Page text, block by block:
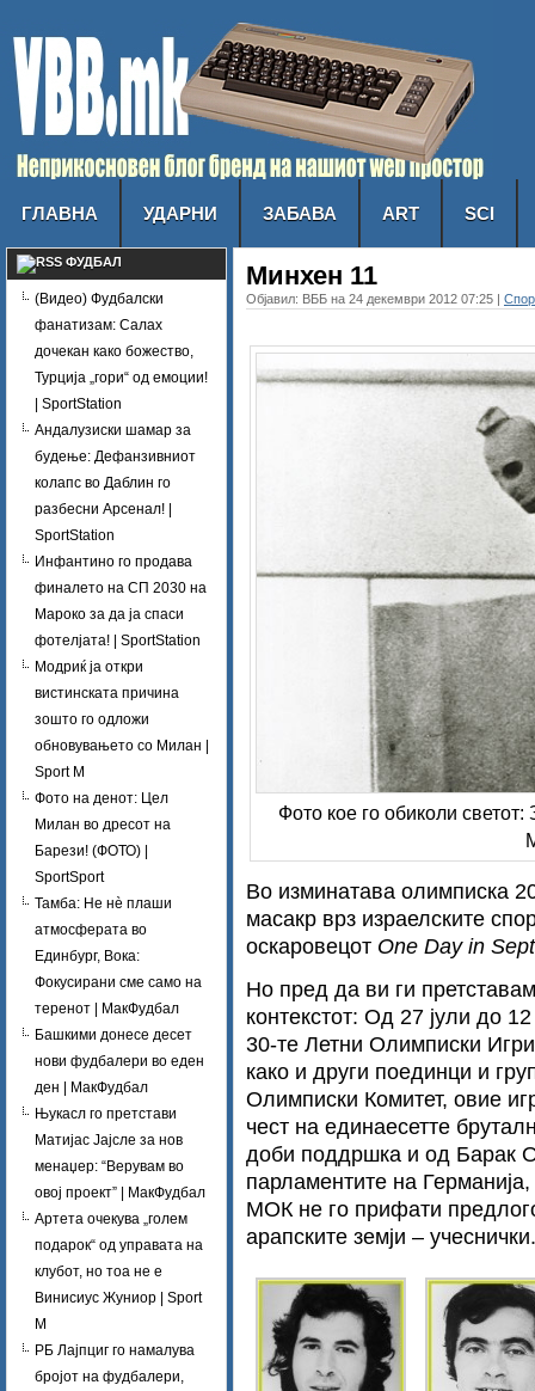
ГЛАВНА УДАРНИ ЗАБАВА ART SCI
ФУДБАЛ
(Видео) Фудбалски
фанатизам: Салах
дочекан како божество,
Турција „гори“ од емоции!
| SportStation
Андалузиски шамар за
будење: Дефанзивниот
колапс во Даблин го
разбесни Арсенал! |
SportStation
Инфантино го продава
финалето на СП 2030 на
Мароко за да ја спаси
фотелјата! | SportStation
Модриќ ја откри
вистинската причина
зошто го одложи
обновувањето со Милан |
Sport M
Фото на денот: Цел
Милан во дресот на
Барези! (ФОТО) |
SportSport
Тамба: Не нè плаши
атмосферата во
Единбург, Вока:
Фокусирани сме само на
теренот | МакФудбал
Башкими донесе десет
нови фудбалери во еден
ден | МакФудбал
Њукасл го претстави
Матијас Јајсле за нов
менаџер: “Верувам во
овој проект” | МакФудбал
Артета очекува „голем
подарок“ од управата на
клубот, но тоа не е
Винисиус Жуниор | Sport
M
РБ Лајпциг го намалува
бројот на фудбалери,
Минхен 11
Објавил: ВББ на 24 декември 2012 07:25 |
Фото кое го обиколи
Во изминатава олимписка
масакр врз израелските
оскаровецот One Day in
Но пред да ви ги
контекстот: Од 27 јули до
30-те Летни Олимписки
како и други поединци и
Олимписки Комитет, овие
чест на единаесетте
доби поддршка и од Барак
парламентите на
МОК не го прифати
арапските земји – учеснички.